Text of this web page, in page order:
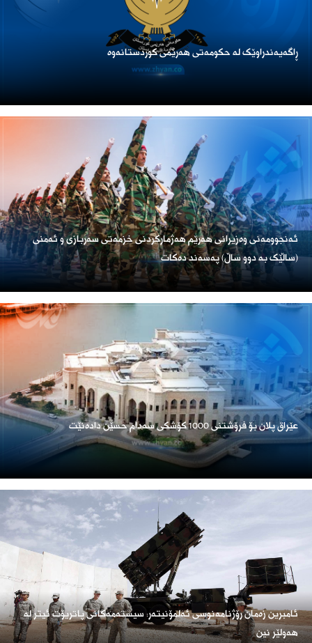
ڕاگەیەندراوێک لە حکومەتی هەرێمی کوردستانەوە
ئەنجوومەنی وەزیرانی هەرێم هەژمارکردنی خزمەتی سەربازی و ئەمنی
(ساڵێک بە دوو ساڵ) پەسەند دەکات
عێراق پلان بۆ فرۆشتنی 1000 کۆشکی سەدام حسێن دادەنێت
ئامبرین زەمان رۆژنامەنوسی ئەلمۆنیتەر: سیستەمەکانی پاتریۆت ئیتر لە
هەولێر نین